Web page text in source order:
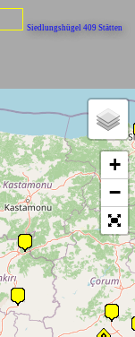
Siedlungshügel 409 Stätten
+
−